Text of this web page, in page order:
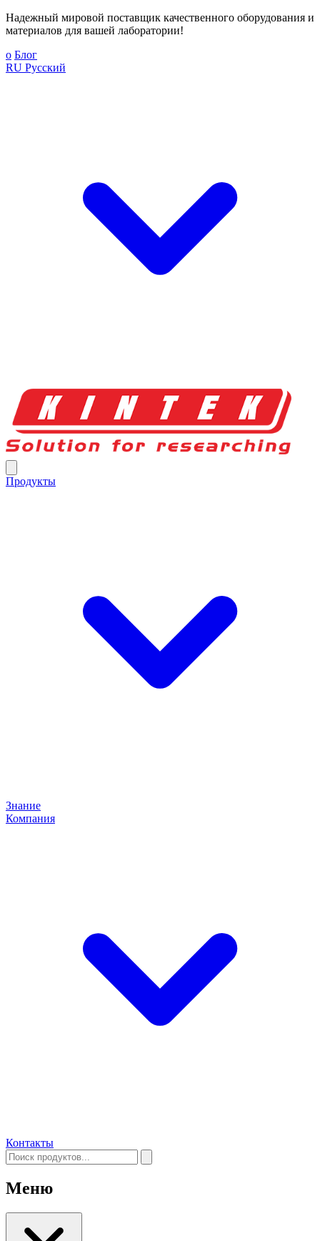
Надежный мировой поставщик качественного оборудования и
материалов для вашей лаборатории!
о Блог
RU Русский
Продукты
Знание
Компания
Контакты
Меню